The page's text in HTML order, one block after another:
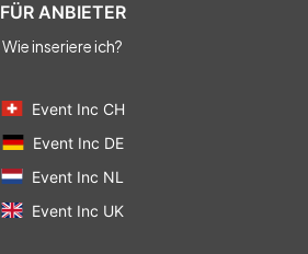
FÜR ANBIETER
Wie inseriere ich?
Event Inc CH
Event Inc DE
Event Inc NL
Event Inc UK